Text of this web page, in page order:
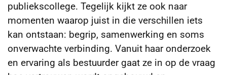
publiekscollege. Tegelijk kijkt ze ook naar
momenten waarop juist in die verschillen iets
kan ontstaan: begrip, samenwerking en soms
onverwachte verbinding. Vanuit haar onderzoek
en ervaring als bestuurder gaat ze in op de vraag